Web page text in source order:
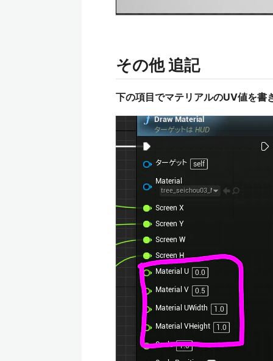
その他 追記
下の項目でマテリアルのUV値を書